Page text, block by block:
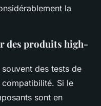
la
des produits high-
des tests de
Si le
sont en